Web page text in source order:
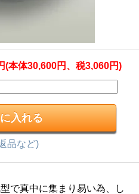
(本体30,600円、税3,060円)
品など)
で真中に集まり易い為、し